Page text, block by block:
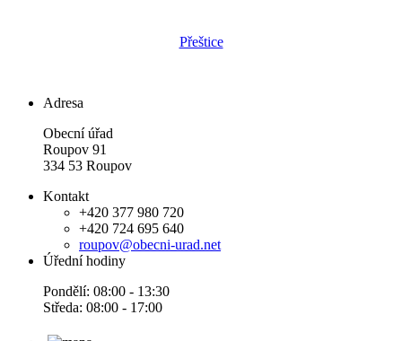
Přeštice
Adresa
Obecní úřad
Roupov 91
334 53 Roupov
Kontakt
+420 377 980 720
+420 724 695 640
roupov@obecni-urad.net
Úřední hodiny
Pondělí: 08:00 - 13:30
Středa: 08:00 - 17:00